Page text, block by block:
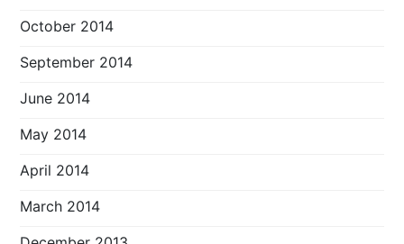
October 2014
September 2014
June 2014
May 2014
April 2014
March 2014